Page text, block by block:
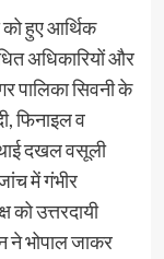
हुए आर्थिक
अधिकारियों और
पालिका सिवनी के
फिनाइल व
दखल वसूली
में गंभीर
उत्तरदायी
ने भोपाल जाकर